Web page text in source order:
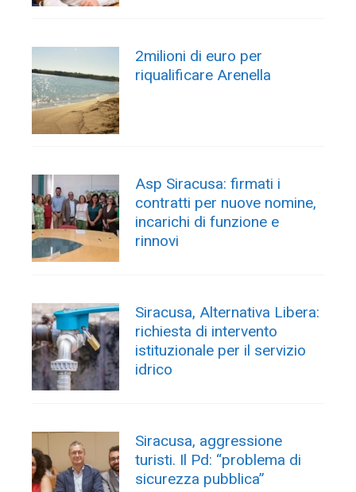
2milioni di euro per
riqualificare Arenella
Asp Siracusa: firmati i
contratti per nuove nomine,
incarichi di funzione e
rinnovi
Siracusa, Alternativa Libera:
richiesta di intervento
istituzionale per il servizio
idrico
Siracusa, aggressione
turisti. Il Pd: “problema di
sicurezza pubblica”